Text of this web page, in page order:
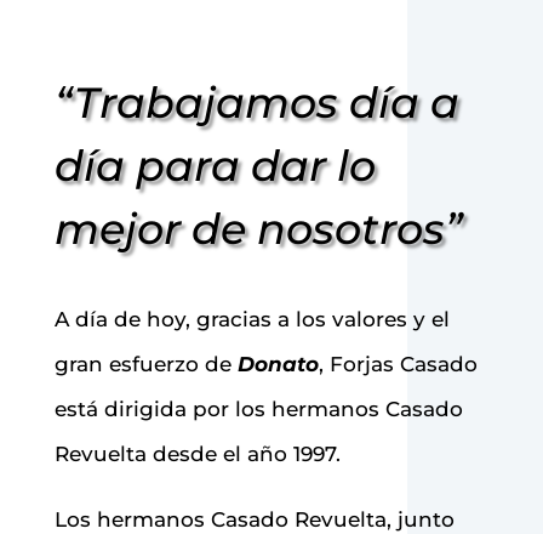
“Trabajamos día a
día para dar lo
mejor de nosotros”
A día de hoy, gracias a los valores y el
gran esfuerzo de Donato, Forjas Casado
está dirigida por los hermanos Casado
Revuelta desde el año 1997.
Los hermanos Casado Revuelta, junto